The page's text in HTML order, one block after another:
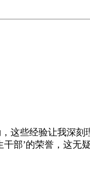
这些经验让我深
部’的荣誉，这无